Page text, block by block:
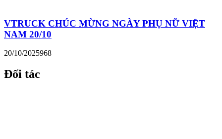
VTRUCK CHÚC MỪNG NGÀY PHỤ NỮ VIỆT
NAM 20/10
20/10/2025968
Đối tác